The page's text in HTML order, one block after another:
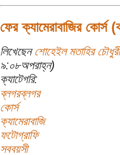
ফের ক্যামেরাবাজির কোর্স
লিখেছেন শোহেইল মতাহির চৌধুরী
৯:০৮অপরাহ্ন)
ক্যাটেগরি:
ব্লগরব্লগর
কোর্স
ক্যামেরাবাজি
ফটোগ্রাফি
সববয়সী